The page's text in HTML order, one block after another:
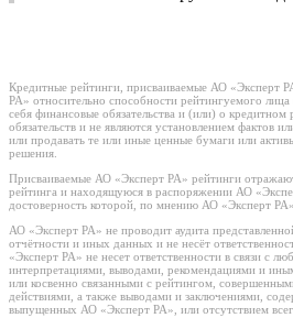
Кредитные рейтинги, присваиваемые АО «Эксперт
РА» относительно способности рейтингуемого
себя финансовые обязательства и (или) о
обязательств и не являются установлением фактов
или продавать те или иные ценные бумаги или
решения.
Присваиваемые АО «Эксперт РА» рейтинги
рейтинга и находящуюся в распоряжении АО
достоверность которой, по мнению АО «Эксперт
АО «Эксперт РА» не проводит аудита
отчётности и иных данных и не несёт
«Эксперт РА» не несет ответственности в связи с
интерпретациями, выводами, рекомендациями и
или косвенно связанными с рейтингом,
действиями, а также выводами и заключениями,
выпущенных АО «Эксперт РА», или отсутствием